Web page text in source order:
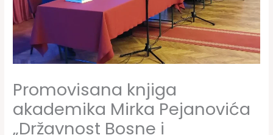
Promovisana knjiga
akademika Mirka Pejanovića
„Državnost Bosne i